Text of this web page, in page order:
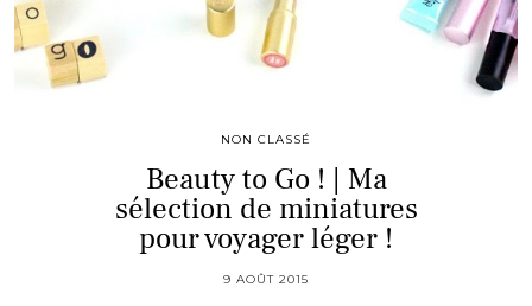
NON CLASSÉ
Beauty to Go ! | Ma
sélection de miniatures
pour voyager léger !
9 AOÛT 2015